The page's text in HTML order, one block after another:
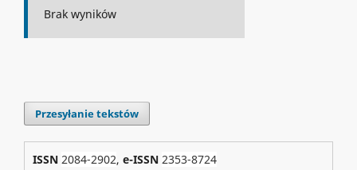
Brak wyników
Przesyłanie tekstów
ISSN 2084-2902, e-ISSN 2353-8724